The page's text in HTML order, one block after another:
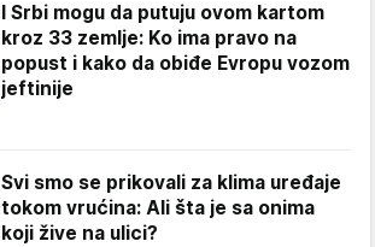
I Srbi mogu da putuju ovom kartom
kroz 33 zemlje: Ko ima pravo na
popust i kako da obiđe Evropu vozom
jeftinije
Svi smo se prikovali za klima uređaje
tokom vrućina: Ali šta je sa onima
koji žive na ulici?